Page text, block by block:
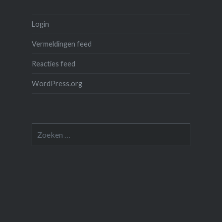
Login
Vermeldingen feed
Reacties feed
WordPress.org
naar: